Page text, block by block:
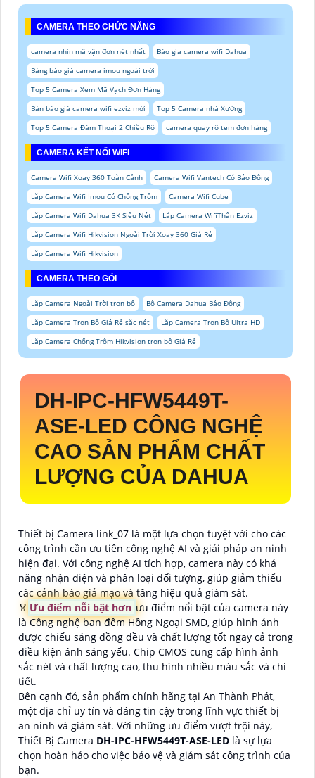
CAMERA THEO CHỨC NĂNG
camera nhìn mã vận đơn nét nhất
Báo gia camera wifi Dahua
Bảng báo giá camera imou ngoài trời
Top 5 Camera Xem Mã Vạch Đơn Hàng
Bản báo giá camera wifi ezviz mới
Top 5 Camera nhà Xưởng
Top 5 Camera Đàm Thoại 2 Chiều Rõ
camera quay rõ tem đơn hàng
CAMERA KẾT NỐI WIFI
Camera Wifi Xoay 360 Toàn Cảnh
Camera Wifi Vantech Có Báo Động
Lắp Camera Wifi Imou Có Chống Trộm
Camera Wifi Cube
Lắp Camera Wifi Dahua 3K Siêu Nét
Lắp Camera WifiThân Ezviz
Lắp Camera Wifi Hikvision Ngoài Trời Xoay 360 Giá Rẻ
Lắp Camera Wifi Hikvision
CAMERA THEO GÓI
Lắp Camera Ngoài Trời trọn bộ
Bộ Camera Dahua Báo Động
Lắp Camera Trọn Bộ Giá Rẻ sắc nét
Lắp Camera Trọn Bộ Ultra HD
Lắp Camera Chống Trộm Hikvision trọn bộ Giá Rẻ
DH-IPC-HFW5449T-
ASE-LED CÔNG NGHỆ
CAO SẢN PHẨM CHẤT
LƯỢNG CỦA DAHUA
Thiết bị Camera link_07 là một lựa chọn tuyệt vời cho các
công trình cần ưu tiên công nghệ AI và giải pháp an ninh
hiện đại. Với công nghệ AI tích hợp, camera này có khả
năng nhận diện và phân loại đối tượng, giúp giảm thiểu
các cảnh báo giả mạo và tăng hiệu quả giám sát.
️🏅️ Ưu điểm nỗi bật hơn ưu điểm nổi bật của camera này
là Công nghệ ban đêm Hồng Ngoại SMD, giúp hình ảnh
được chiếu sáng đồng đều và chất lượng tốt ngay cả trong
điều kiện ánh sáng yếu. Chip CMOS cung cấp hình ảnh
sắc nét và chất lượng cao, thu hình nhiều màu sắc và chi
tiết.
Bên cạnh đó, sản phẩm chính hãng tại An Thành Phát,
một địa chỉ uy tín và đáng tin cậy trong lĩnh vực thiết bị
an ninh và giám sát. Với những ưu điểm vượt trội này,
Thiết Bị Camera DH-IPC-HFW5449T-ASE-LED là sự lựa
chọn hoàn hảo cho việc bảo vệ và giám sát công trình của
bạn.